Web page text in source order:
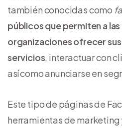
también conocidas como
públicos que permiten a las
organizaciones ofrecer
servicios, interactuar con
así como anunciarse en
Este tipo de páginas de
herramientas de marketing